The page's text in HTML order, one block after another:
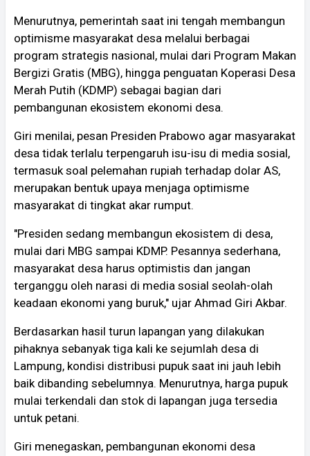
Menurutnya, pemerintah saat ini tengah membangun
optimisme masyarakat desa melalui berbagai
program strategis nasional, mulai dari Program Makan
Bergizi Gratis (MBG), hingga penguatan Koperasi Desa
Merah Putih (KDMP) sebagai bagian dari
pembangunan ekosistem ekonomi desa.
Giri menilai, pesan Presiden Prabowo agar masyarakat
desa tidak terlalu terpengaruh isu-isu di media sosial,
termasuk soal pelemahan rupiah terhadap dolar AS,
merupakan bentuk upaya menjaga optimisme
masyarakat di tingkat akar rumput.
"Presiden sedang membangun ekosistem di desa,
mulai dari MBG sampai KDMP. Pesannya sederhana,
masyarakat desa harus optimistis dan jangan
terganggu oleh narasi di media sosial seolah-olah
keadaan ekonomi yang buruk," ujar Ahmad Giri Akbar.
Berdasarkan hasil turun lapangan yang dilakukan
pihaknya sebanyak tiga kali ke sejumlah desa di
Lampung, kondisi distribusi pupuk saat ini jauh lebih
baik dibanding sebelumnya. Menurutnya, harga pupuk
mulai terkendali dan stok di lapangan juga tersedia
untuk petani.
Giri menegaskan, pembangunan ekonomi desa